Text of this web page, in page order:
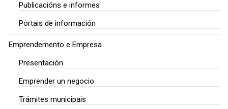
Publicacións e informes
Portais de información
Emprendemento e Empresa
Presentación
Emprender un negocio
Trámites municipais